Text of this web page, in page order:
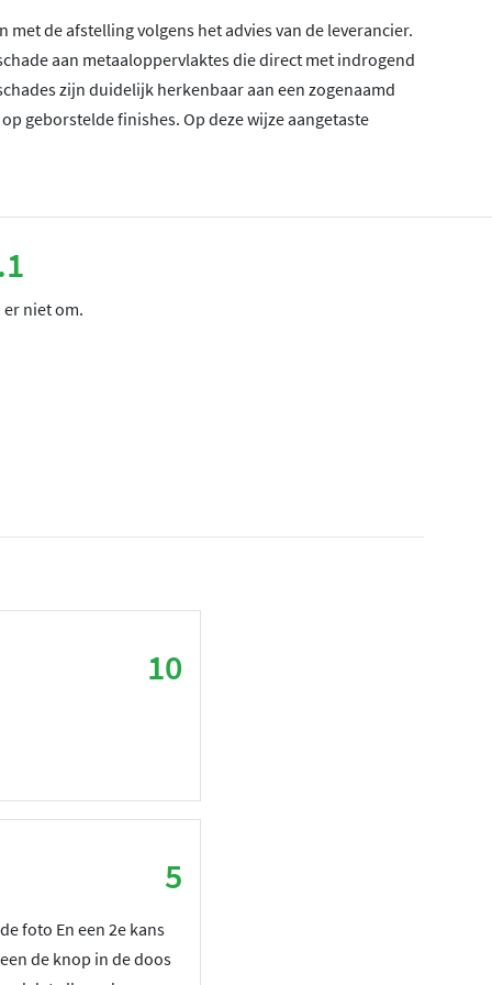
de afstelling volgens het advies van de leverancier.
aan metaaloppervlaktes die direct met indrogend
zijn duidelijk herkenbaar aan een zogenaamd
geborstelde finishes. Op deze wijze aangetaste
niet om.
10
5
foto En een 2e kans
de knop in de doos